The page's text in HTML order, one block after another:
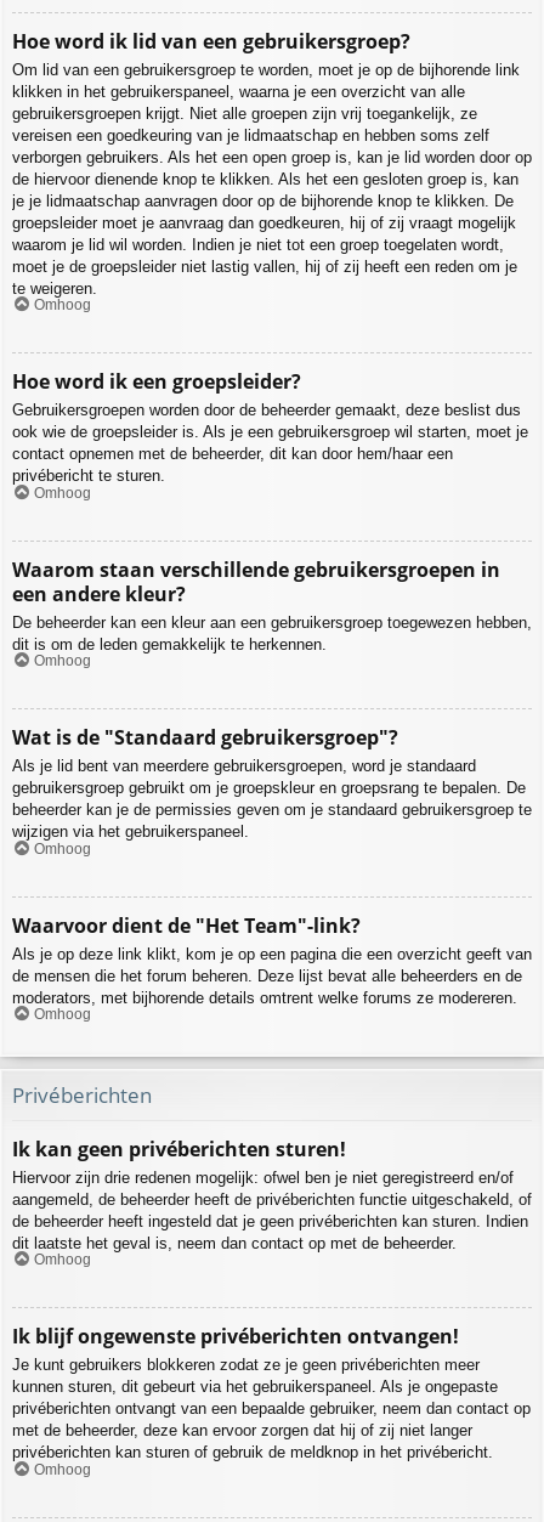
Hoe word ik lid van een gebruikersgroep?
Om lid van een gebruikersgroep te worden, moet je op de bijhorende link
klikken in het gebruikerspaneel, waarna je een overzicht van alle
gebruikersgroepen krijgt. Niet alle groepen zijn vrij toegankelijk, ze
vereisen een goedkeuring van je lidmaatschap en hebben soms zelf
verborgen gebruikers. Als het een open groep is, kan je lid worden door op
de hiervoor dienende knop te klikken. Als het een gesloten groep is, kan
je je lidmaatschap aanvragen door op de bijhorende knop te klikken. De
groepsleider moet je aanvraag dan goedkeuren, hij of zij vraagt mogelijk
waarom je lid wil worden. Indien je niet tot een groep toegelaten wordt,
moet je de groepsleider niet lastig vallen, hij of zij heeft een reden om je
te weigeren.
Omhoog
Hoe word ik een groepsleider?
Gebruikersgroepen worden door de beheerder gemaakt, deze beslist dus
ook wie de groepsleider is. Als je een gebruikersgroep wil starten, moet je
contact opnemen met de beheerder, dit kan door hem/haar een
privébericht te sturen.
Omhoog
Waarom staan verschillende gebruikersgroepen in
een andere kleur?
De beheerder kan een kleur aan een gebruikersgroep toegewezen hebben,
dit is om de leden gemakkelijk te herkennen.
Omhoog
Wat is de "Standaard gebruikersgroep"?
Als je lid bent van meerdere gebruikersgroepen, word je standaard
gebruikersgroep gebruikt om je groepskleur en groepsrang te bepalen. De
beheerder kan je de permissies geven om je standaard gebruikersgroep te
wijzigen via het gebruikerspaneel.
Omhoog
Waarvoor dient de "Het Team"-link?
Als je op deze link klikt, kom je op een pagina die een overzicht geeft van
de mensen die het forum beheren. Deze lijst bevat alle beheerders en de
moderators, met bijhorende details omtrent welke forums ze modereren.
Omhoog
Privéberichten
Ik kan geen privéberichten sturen!
Hiervoor zijn drie redenen mogelijk: ofwel ben je niet geregistreerd en/of
aangemeld, de beheerder heeft de privéberichten functie uitgeschakeld, of
de beheerder heeft ingesteld dat je geen privéberichten kan sturen. Indien
dit laatste het geval is, neem dan contact op met de beheerder.
Omhoog
Ik blijf ongewenste privéberichten ontvangen!
Je kunt gebruikers blokkeren zodat ze je geen privéberichten meer
kunnen sturen, dit gebeurt via het gebruikerspaneel. Als je ongepaste
privéberichten ontvangt van een bepaalde gebruiker, neem dan contact op
met de beheerder, deze kan ervoor zorgen dat hij of zij niet langer
privéberichten kan sturen of gebruik de meldknop in het privébericht.
Omhoog